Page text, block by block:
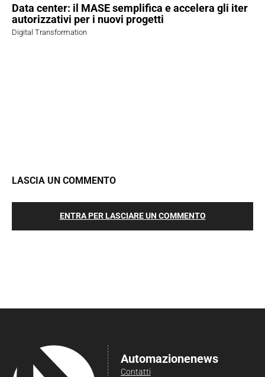
Data center: il MASE semplifica e accelera gli iter
autorizzativi per i nuovi progetti
Digital Transformation
LASCIA UN COMMENTO
ENTRA PER LASCIARE UN COMMENTO
Automazionenews
Contatti